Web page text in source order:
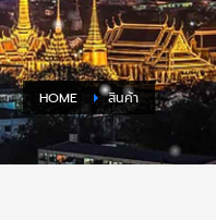
HOME สินค้า